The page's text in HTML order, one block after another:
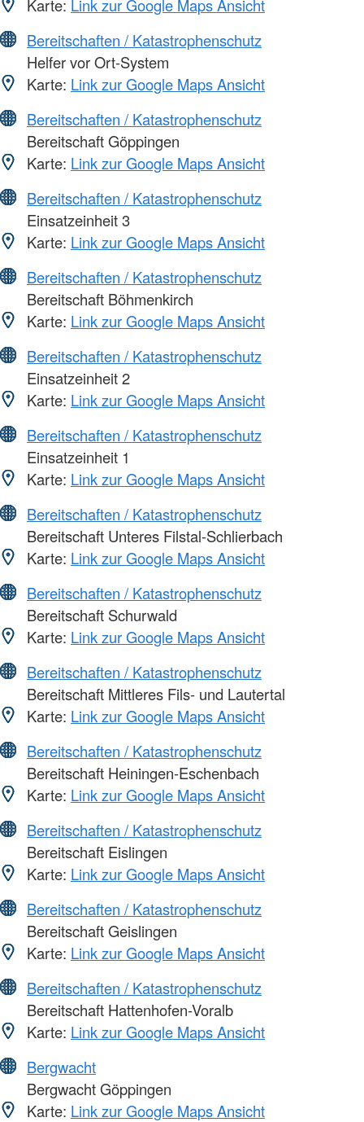
Karte: Link zur Google Maps Ansicht
Bereitschaften / Katastrophenschutz
Helfer vor Ort-System
Karte: Link zur Google Maps Ansicht
Bereitschaften / Katastrophenschutz
Bereitschaft Göppingen
Karte: Link zur Google Maps Ansicht
Bereitschaften / Katastrophenschutz
Einsatzeinheit 3
Karte: Link zur Google Maps Ansicht
Bereitschaften / Katastrophenschutz
Bereitschaft Böhmenkirch
Karte: Link zur Google Maps Ansicht
Bereitschaften / Katastrophenschutz
Einsatzeinheit 2
Karte: Link zur Google Maps Ansicht
Bereitschaften / Katastrophenschutz
Einsatzeinheit 1
Karte: Link zur Google Maps Ansicht
Bereitschaften / Katastrophenschutz
Bereitschaft Unteres Filstal-Schlierbach
Karte: Link zur Google Maps Ansicht
Bereitschaften / Katastrophenschutz
Bereitschaft Schurwald
Karte: Link zur Google Maps Ansicht
Bereitschaften / Katastrophenschutz
Bereitschaft Mittleres Fils- und Lautertal
Karte: Link zur Google Maps Ansicht
Bereitschaften / Katastrophenschutz
Bereitschaft Heiningen-Eschenbach
Karte: Link zur Google Maps Ansicht
Bereitschaften / Katastrophenschutz
Bereitschaft Eislingen
Karte: Link zur Google Maps Ansicht
Bereitschaften / Katastrophenschutz
Bereitschaft Geislingen
Karte: Link zur Google Maps Ansicht
Bereitschaften / Katastrophenschutz
Bereitschaft Hattenhofen-Voralb
Karte: Link zur Google Maps Ansicht
Bergwacht
Bergwacht Göppingen
Karte: Link zur Google Maps Ansicht